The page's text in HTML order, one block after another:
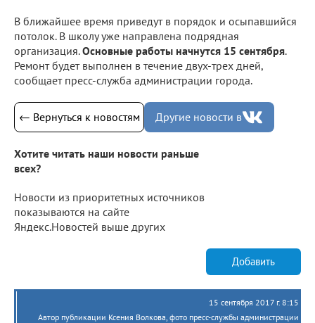
В ближайшее время приведут в порядок и осыпавшийся
потолок. В школу уже направлена подрядная
организация.Основные работы начнутся 15 сентября.
Ремонт будет выполнен в течение двух-трех дней,
сообщает пресс-служба администрации города.
← Вернуться к новостям Другие новости в
Хотите читать наши новости раньше
всех?
Новости из приоритетных источников
показываются на сайте
Яндекс.Новостей выше других
Добавить
15 сентября 2017 г. 8:15
Автор публикации Ксения Волкова, фото пресс-службы администрации